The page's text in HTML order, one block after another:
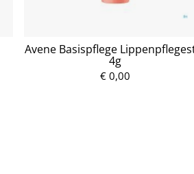
Avene Basispflege
4g
€ 0,00P